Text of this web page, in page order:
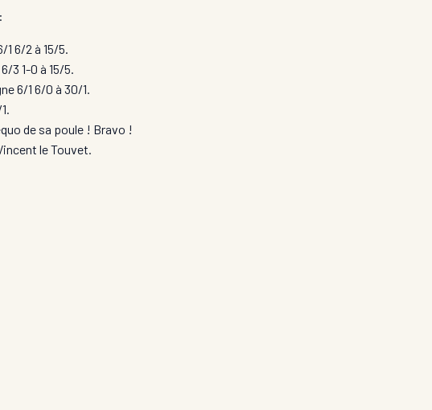
1 6/2 à 15/5.
3 1-0 à 15/5.
6/1 6/0 à 30/1.
de sa poule ! Bravo !
le Touvet.